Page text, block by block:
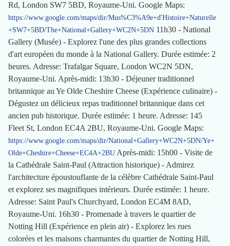
Rd, London SW7 5BD, Royaume-Uni. Google Maps:
https://www.google.com/maps/dir/Mus%C3%A9e+d'Histoire+Naturelle
+SW7+5BD/The+National+Gallery+WC2N+5DN 11h30 - National
Gallery (Musée) - Explorez l'une des plus grandes collections
d'art européen du monde à la National Gallery. Durée estimée: 2
heures. Adresse: Trafalgar Square, London WC2N 5DN,
Royaume-Uni. Après-midi: 13h30 - Déjeuner traditionnel
britannique au Ye Olde Cheshire Cheese (Expérience culinaire) -
Dégustez un délicieux repas traditionnel britannique dans cet
ancien pub historique. Durée estimée: 1 heure. Adresse: 145
Fleet St, London EC4A 2BU, Royaume-Uni. Google Maps:
https://www.google.com/maps/dir/National+Gallery+WC2N+5DN/Ye+
Olde+Cheshire+Cheese+EC4A+2BU Après-midi: 15h00 - Visite de
la Cathédrale Saint-Paul (Attraction historique) - Admirez
l'architecture époustouflante de la célèbre Cathédrale Saint-Paul
et explorez ses magnifiques intérieurs. Durée estimée: 1 heure.
Adresse: Saint Paul's Churchyard, London EC4M 8AD,
Royaume-Uni. 16h30 - Promenade à travers le quartier de
Notting Hill (Expérience en plein air) - Explorez les rues
colorées et les maisons charmantes du quartier de Notting Hill,